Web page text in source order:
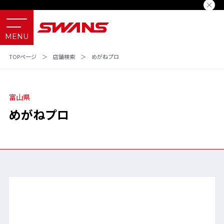
TOPページ ＞ 店舗検索 ＞ めがねプロ
富山県
めがねプロ